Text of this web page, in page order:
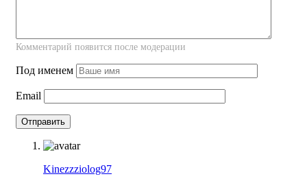
Комментарий появится после модерации
Под именем
Email
Kinezzziolog97